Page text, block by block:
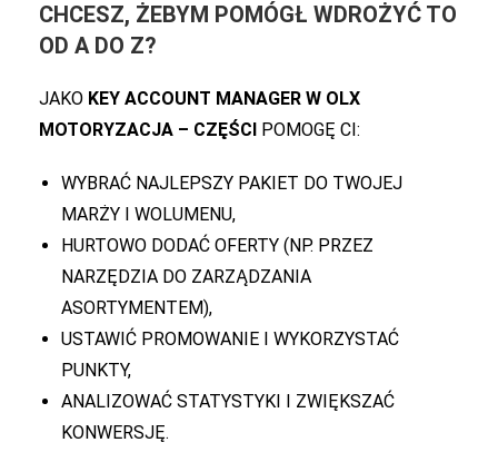
CHCESZ, ŻEBYM POMÓGŁ WDROŻYĆ TO
OD A DO Z?
JAKO KEY ACCOUNT MANAGER W OLX
MOTORYZACJA – CZĘŚCI
POMOGĘ CI:
WYBRAĆ NAJLEPSZY PAKIET DO TWOJEJ
MARŻY I WOLUMENU,
HURTOWO DODAĆ OFERTY (NP. PRZEZ
NARZĘDZIA DO ZARZĄDZANIA
ASORTYMENTEM),
USTAWIĆ PROMOWANIE I WYKORZYSTAĆ
PUNKTY,
ANALIZOWAĆ STATYSTYKI I ZWIĘKSZAĆ
KONWERSJĘ.